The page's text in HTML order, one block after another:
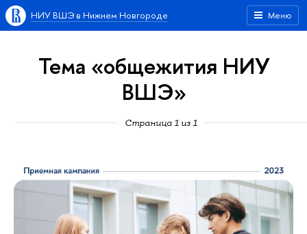
Меню
НИУ ВШЭ в Нижнем Новгороде
Тема «общежития НИУ
ВШЭ»
Страница 1 из 1